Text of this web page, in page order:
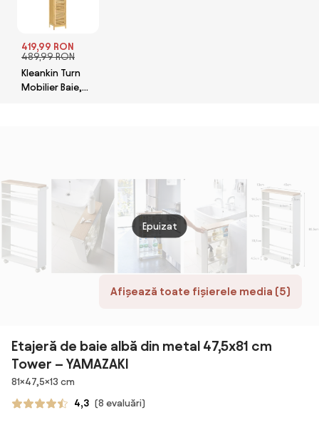
419,99 RON
489,99 RON
Kleankin Turn
Mobilier Baie,
Aosom Romania
Afișează toate fișierele media (5)
Epuizat
Etajeră de baie albă din metal 47,5x81 cm
Tower – YAMAZAKI
Dimensiuni
81×47,5×13 cm
4,3 (8 evaluări)